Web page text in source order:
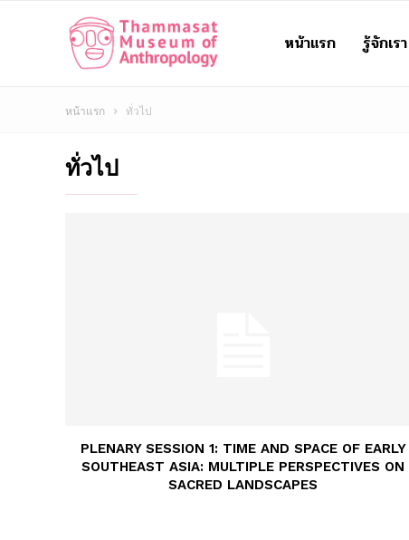
Thammasatหน้าแรก รู้จักเรา
หน้าแรก ทั่วไป
ทั่วไป
PLENARY SESSION 1: TIME AND SPACE OF EARLY
SOUTHEAST ASIA: MULTIPLE PERSPECTIVES ON
SACRED LANDSCAPES